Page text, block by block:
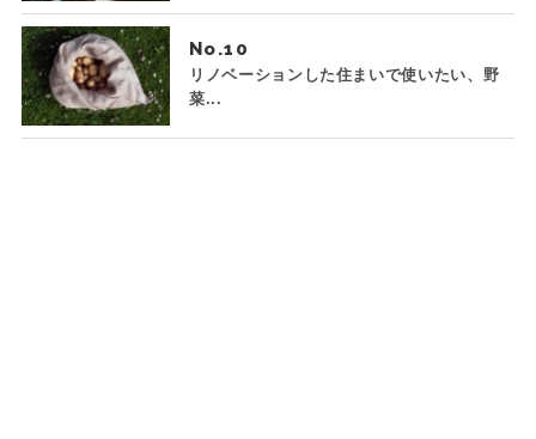
No.
リノベーションした住まいで使いたい、野
菜...